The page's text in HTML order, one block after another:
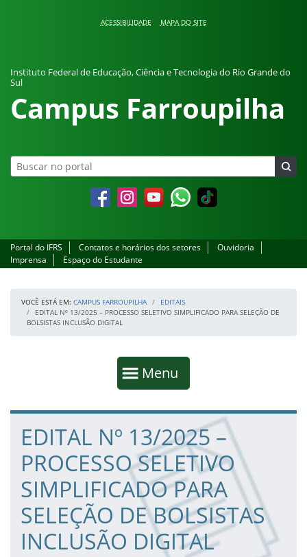
ACESSIBILIDADE MAPA DO SITE
Instituto Federal de Educação, Ciência e Tecnologia do Rio Grande do
Sul
Campus Farroupilha
FacebookInstagramYouTubeWhatsapp
Portal do IFRS Contatos e horários dos setores
Ouvidoria
Imprensa
Espaço do Estudante
VOCÊ ESTÁ EM: CAMPUS FARROUPILHA
EDITAIS
EDITAL Nº 13/2025 – PROCESSO SELETIVO SIMPLIFICADO PARA SELEÇÃO DE
BOLSISTAS INCLUSÃO DIGITAL
Mostrar
Menu
Fim da navegação
Início do conteúdo
EDITAL Nº 13/2025 –
PROCESSO SELETIVO
SIMPLIFICADO PARA
SELEÇÃO DE BOLSISTAS
INCLUSÃO DIGITAL